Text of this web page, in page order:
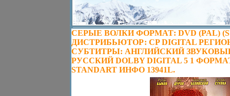
СЕРЫЕ ВОЛКИ ФОРМАТ: DVD (PAL)
ДИСТРИБЬЮТОР: CP DIGITAL
СУБТИТРЫ: АНГЛИЙСКИЙ
РУССКИЙ DOLBY DIGITAL 5 1
STANDART ИНФО 13941L.